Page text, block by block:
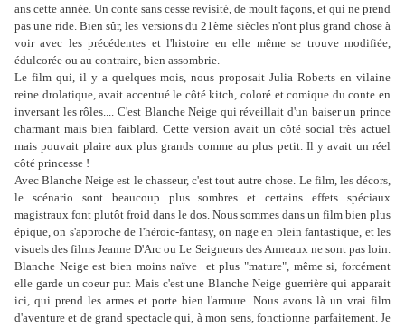
ans cette année. Un conte sans cesse revisité, de moult façons, et qui ne prend
pas une ride. Bien sûr, les versions du 21ème siècles n'ont plus grand chose à
voir avec les précédentes et l'histoire en elle même se trouve modifiée,
édulcorée ou au contraire, bien assombrie.
Le film qui, il y a quelques mois, nous proposait Julia Roberts en vilaine
reine drolatique, avait accentué le côté kitch, coloré et comique du conte en
inversant les rôles.... C'est Blanche Neige qui réveillait d'un baiser un prince
charmant mais bien faiblard. Cette version avait un côté social très actuel
mais pouvait plaire aux plus grands comme au plus petit. Il y avait un réel
côté princesse !
Avec Blanche Neige est le chasseur, c'est tout autre chose. Le film, les décors,
le scénario sont beaucoup plus sombres et certains effets spéciaux
magistraux font plutôt froid dans le dos. Nous sommes dans un film bien plus
épique, on s'approche de l'héroic-fantasy, on nage en plein fantastique, et les
visuels des films Jeanne D'Arc ou Le Seigneurs des Anneaux ne sont pas loin.
Blanche Neige est bien moins naïve et plus "mature", même si, forcément
elle garde un coeur pur. Mais c'est une Blanche Neige guerrière qui apparait
ici, qui prend les armes et porte bien l'armure. Nous avons là un vrai film
d'aventure et de grand spectacle qui, à mon sens, fonctionne parfaitement. Je